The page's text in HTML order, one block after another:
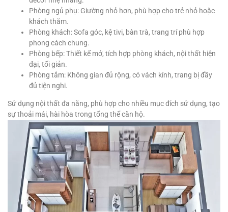
Phòng ngủ phụ: Giường nhỏ hơn, phù hợp cho trẻ nhỏ hoặc
khách thăm.
Phòng khách: Sofa góc, kệ tivi, bàn trà, trang trí phù hợp
phong cách chung.
Phòng bếp: Thiết kế mở, tích hợp phòng khách, nội thất hiện
đại, tối giản.
Phòng tắm: Không gian đủ rộng, có vách kính, trang bị đầy
đủ tiện nghi.
Sử dụng nội thất đa năng, phù hợp cho nhiều mục đích sử dụng, tạo
sự thoải mái, hài hòa trong tổng thể căn hộ.